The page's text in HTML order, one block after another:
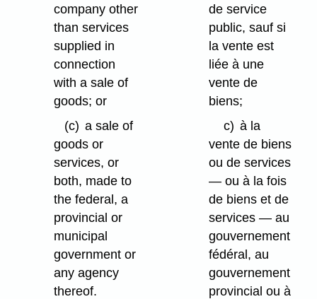
company other
than services
supplied in
connection
with a sale of
goods; or
(c) a sale of
goods or
services, or
both, made to
the federal, a
provincial or
municipal
government or
any agency
thereof.
de service
public, sauf si
la vente est
liée à une
vente de
biens;
c) à la
vente de biens
ou de services
— ou à la fois
de biens et de
services — au
gouvernement
fédéral, au
gouvernement
provincial ou à